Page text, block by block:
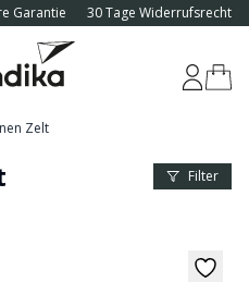
Garantie 30 Tage Widerrufsrecht
Zelt
Filter